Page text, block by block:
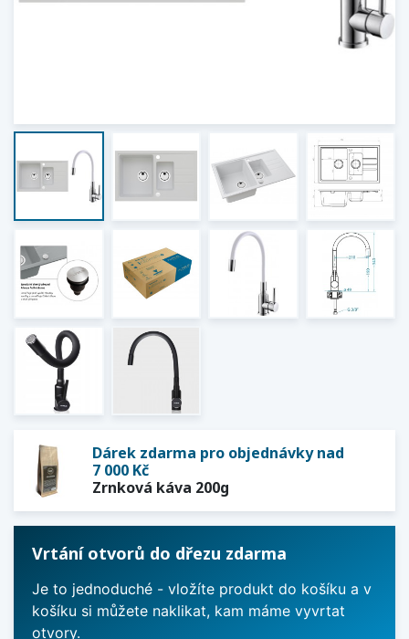
Dárek zdarma pro objednávky nad
7 000 Kč
Zrnková káva 200g
Vrtání otvorů do dřezu zdarma
Je to jednoduché - vložíte produkt do košíku a v
košíku si můžete naklikat, kam máme vyvrtat
otvory.